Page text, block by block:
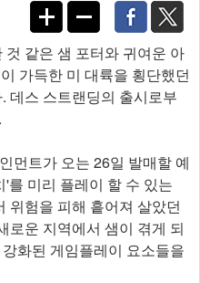
같은 샘 포터와 귀여운 아
가득한 미 대륙을 횡단했던
데스 스트랜딩의 출시로부
먼트가 오는 26일 발매할 예
를 미리 플레이 할 수 있는
위험을 피해 흩어져 살았던
로운 지역에서 샘이 겪게 되
화된 게임플레이 요소들을